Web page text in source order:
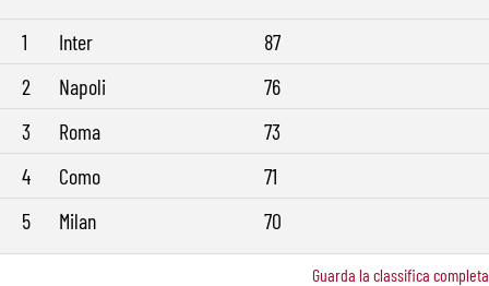
1 Inter
87
2
Napoli
76
3
Roma
73
4
Como
71
5
Milan 70
Guarda la classifica completa